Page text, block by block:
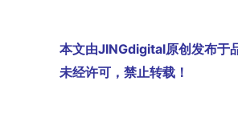
本文由JINGdigital原创发布于
未经许可，禁止转载！